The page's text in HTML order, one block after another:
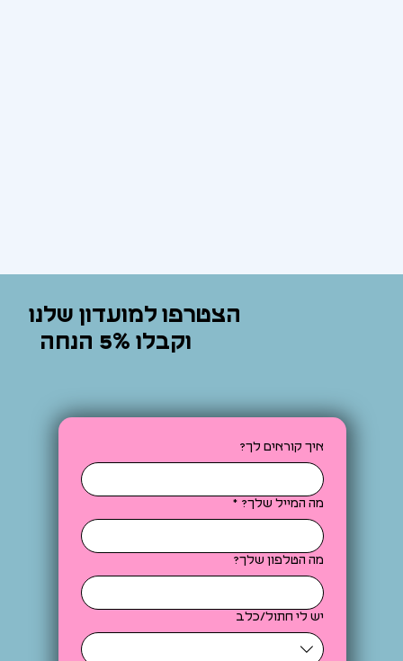
הצטרפו למועדון שלנו
וקבלו 5% הנחה
איך קוראים לך?
מה המייל שלך? *
מה הטלפון שלך?
יש לי חתול/כלב